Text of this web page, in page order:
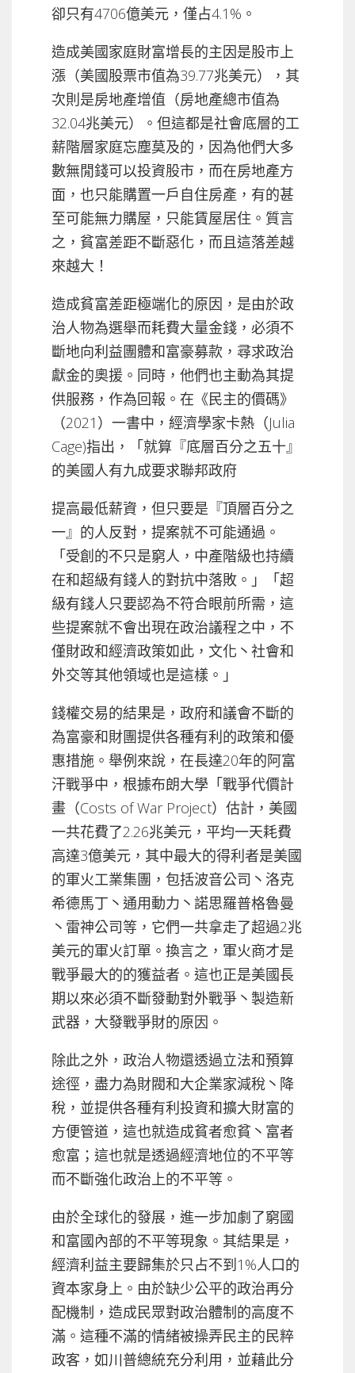
卻只有4706億美元，僅占4.1%。
造成美國家庭財富增長的主因是股市上
漲（美國股票市值為39.77兆美元），其
次則是房地產增值（房地產總市值為
32.04兆美元）。但這都是社會底層的工
薪階層家庭忘塵莫及的，因為他們大多
數無閒錢可以投資股市，而在房地產方
面，也只能購置一戶自住房產，有的甚
至可能無力購屋，只能賃屋居住。質言
之，貧富差距不斷惡化，而且這落差越
來越大！
造成貧富差距極端化的原因，是由於政
治人物為選舉而耗費大量金錢，必須不
斷地向利益團體和富豪募款，尋求政治
獻金的奧援。同時，他們也主動為其提
供服務，作為回報。在《民主的價碼》
（2021）一書中，經濟學家卡熱（Julia
Cage)指出，「就算『底層百分之五十』
的美國人有九成要求聯邦政府
提高最低薪資，但只要是『頂層百分之
一』的人反對，提案就不可能通過。
「受創的不只是窮人，中產階級也持續
在和超級有錢人的對抗中落敗。」「超
級有錢人只要認為不符合眼前所需，這
些提案就不會出現在政治議程之中，不
僅財政和經濟政策如此，文化丶社會和
外交等其他領域也是這樣。」
錢權交易的結果是，政府和議會不斷的
為富豪和財團提供各種有利的政策和優
惠措施。舉例來說，在長達20年的阿富
汗戰爭中，根據布朗大學「戰爭代價計
畫（Costs of War Project）估計，美國
一共花費了2.26兆美元，平均一天耗費
高達3億美元，其中最大的得利者是美國
的軍火工業集團，包括波音公司丶洛克
希德馬丁丶通用動力丶諾思羅普格魯曼
丶雷神公司等，它們一共拿走了超過2兆
美元的軍火訂單。換言之，軍火商才是
戰爭最大的的獲益者。這也正是美國長
期以來必須不斷發動對外戰爭丶製造新
武器，大發戰爭財的原因。
除此之外，政治人物還透過立法和預算
途徑，盡力為財閥和大企業家減稅丶降
稅，並提供各種有利投資和擴大財富的
方便管道，這也就造成貧者愈貧丶富者
愈富；這也就是透過經濟地位的不平等
而不斷強化政治上的不平等。
由於全球化的發展，進一步加劇了窮國
和富國內部的不平等現象。其結果是，
經濟利益主要歸集於只占不到1%人口的
資本家身上。由於缺少公平的政治再分
配機制，造成民眾對政治體制的高度不
滿。這種不滿的情緒被操弄民主的民粹
政客，如川普總統充分利用，並藉此分